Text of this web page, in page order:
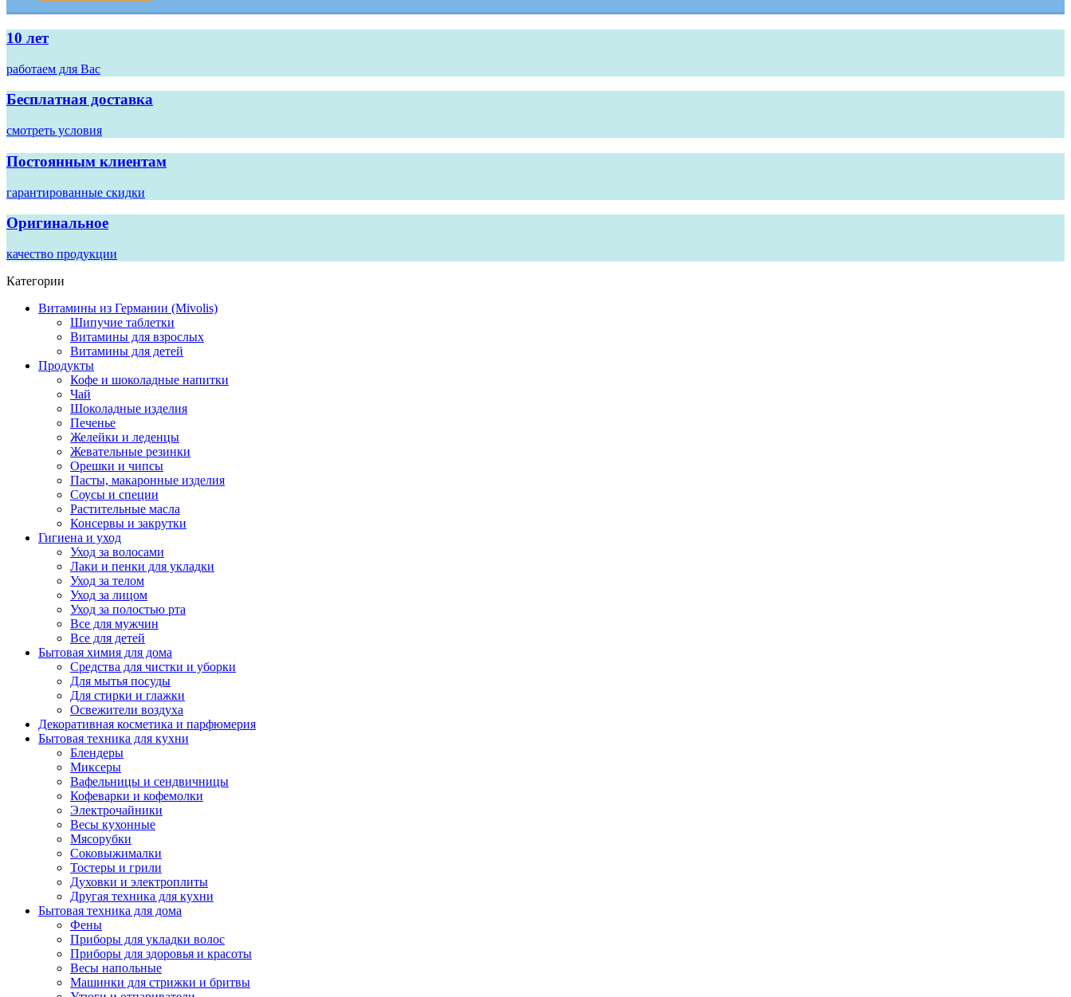
10 лет
работаем для Вас
Бесплатная доставка
смотреть условия
Постоянным клиентам
гарантированные скидки
Оригинальное
качество продукции
Категории
Витамины из Германии (Mivolis)
Шипучие таблетки
Витамины для взрослых
Витамины для детей
Продукты
Кофе и шоколадные напитки
Чай
Шоколадные изделия
Печенье
Желейки и леденцы
Жевательные резинки
Орешки и чипсы
Пасты, макаронные изделия
Соусы и специи
Растительные масла
Консервы и закрутки
Гигиена и уход
Уход за волосами
Лаки и пенки для укладки
Уход за телом
Уход за лицом
Уход за полостью рта
Все для мужчин
Все для детей
Бытовая химия для дома
Средства для чистки и уборки
Для мытья посуды
Для стирки и глажки
Освежители воздуха
Декоративная косметика и парфюмерия
Бытовая техника для кухни
Блендеры
Миксеры
Вафельницы и сендвичницы
Кофеварки и кофемолки
Электрочайники
Весы кухонные
Мясорубки
Соковыжималки
Тостеры и грили
Духовки и электроплиты
Другая техника для кухни
Бытовая техника для дома
Фены
Приборы для укладки волос
Приборы для здоровья и красоты
Весы напольные
Машинки для стрижки и бритвы